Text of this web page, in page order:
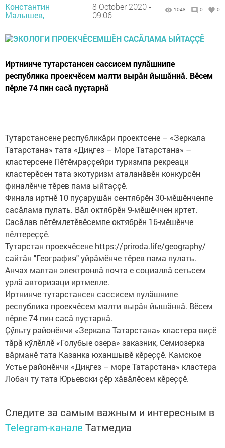
Константин
Малышев,
8 October 2020 -
09:06
1048 0 0
Иртнинче тутарстансен сассисем пулӑшнипе
республика проекчӗсем малти вырӑн йышӑннӑ. Вӗсем
пӗрле 74 пин сасӑ пуҫтарнӑ
Тутарстансене республикӑри проектсене – «Зеркала
Татарстана» тата «Диңгез – Море Татарстана» –
кластерсене Пӗтӗмраҫҫейри туризмпа рекреаци
кластерӗсен тата экотуризм аталанӑвӗн конкурсӗн
финалӗнче тӗрев пама ыйтаҫҫӗ.
Финала иртнӗ 10 пуҫарушӑн сентябрӗн 30-мӗшӗнченпе
сасӑлама пулать. Вӑл октябрӗн 9-мӗшӗччен иртет.
Сасӑлав пӗтӗмлетӗвӗсемпе октябрӗн 16-мӗшӗнче
пӗлтереҫҫӗ.
Тутарстан проекчӗсене https://priroda.life/geography/
сайтӑн "География" уйрӑмӗнче тӗрев пама пулать.
Анчах малтан электронлӑ почта е социаллӑ сетьсем
урлӑ авторизаци иртмелле.
Иртнинче тутарстансен сассисем пулӑшнипе
республика проекчӗсем малти вырӑн йышӑннӑ. Вӗсем
пӗрле 74 пин сасӑ пуҫтарнӑ.
Ҫӳльту районӗнчи «Зеркала Татарстана» кластера виҫӗ
тӑрӑ кӳлӗллӗ «Голубые озера» заказник, Семиозерка
вӑрманӗ тата Казанка юханшывӗ кӗреҫҫӗ. Камское
Устье районӗнчи «Диңгез – море Татарстана» кластера
Лобач ту тата Юрьевски ҫӗр хӑвӑлӗсем кӗреҫҫӗ.
Следите за самым важным и интересным в
Telegram-канале Татмедиа